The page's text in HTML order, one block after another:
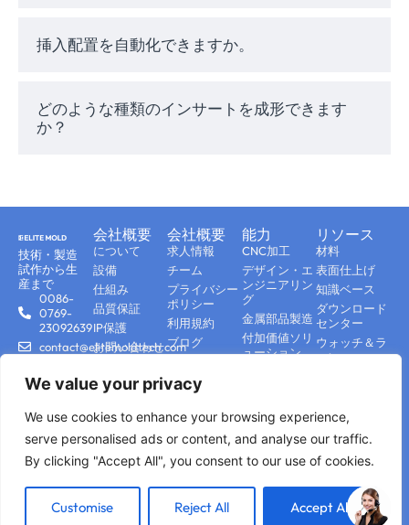
We value your privacy
We use cookies to enhance your browsing experience,
serve personalised ads or content, and analyse our traffic.
By clicking "Accept All", you consent to our use of cookies.
Customise Reject All Accept All
接着剤、ファスナー、二次組立の必要性
が減少
生産コストの削減と再現性の向上
スペースに制約のあるアプリケーション
部品点数と潜在的な故障箇所を減らすこと
で、インサート成形はよりクリーンで効率的
な設計を可能にする。
インサート成形
Elite Mold Techでは、インサートの精度、方
化と金型戦略を使用して、厳しい公差のイン
サート成形を専門としています。
私たちの能力は以下の通りです：
挿入配置を自動化できますか。
どのような種類のインサートを成形できます
か？
技術・製造
試作から生
産まで
0086-
0769-
23092639
contact@elitemoldtech.com
国東莞市
塘厦宝石
会社概要
について
設備
仕組み
品質保証
IP保護
お問い合わせ
会社概要
求人情報
チーム
プライバシー
ポリシー
利用規約
ブログ
能力
CNC加工
デザイン・エ
ンジニアリン
グ
金属部品製造
付加価値ソリ
ューション
ブ・マニュフ
ァクチャリン
リソース
材料
表面仕上げ
知識ベース
ダウンロード
センター
ウォッチ＆ラ
ーン
© 2026 Elite Mold Tech.すべて
の権利を保有。| ワンストップ
プライバシーポリシー
サイトマップ
ご利用条件